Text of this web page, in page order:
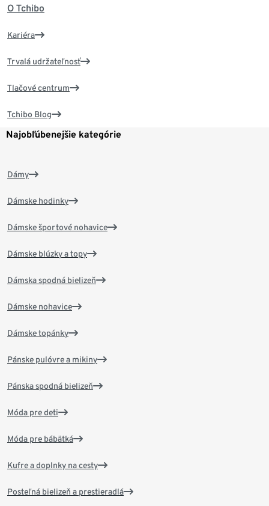
O Tchibo
Kariéra
Trvalá udržateľnosť
Tlačové centrum
Tchibo Blog
Najobľúbenejšie kategórie
Dámy
Dámske hodinky
Dámske športové nohavice
Dámske blúzky a topy
Dámska spodná bielizeň
Dámske nohavice
Dámske topánky
Pánske pulóvre a mikiny
Pánska spodná bielizeň
Móda pre deti
Móda pre bábätká
Kufre a doplnky na cesty
Posteľná bielizeň a prestieradlá